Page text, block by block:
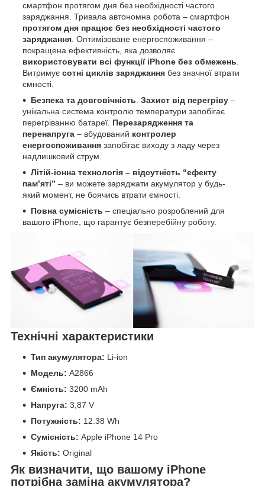
смартфон протягом дня без необхідності частого
заряджання. Тривала автономна робота – смартфон
протягом дня працює без необхідності частого
заряджання. Оптимізоване енергоспоживання –
покращена ефективність, яка дозволяє
використовувати всі функції iPhone без обмежень.
Витримує сотні циклів заряджання без значної втрати
ємності.
Безпека та довговічність. Захист від перегріву –
унікальна система контролю температури запобігає
перегріванню батареї. Перезарядження та
перенапруга – вбудований контролер
енергоспоживання запобігає виходу з ладу через
надлишковий струм.
Літій-іонна технологія – відсутність “ефекту
пам’яті” – ви можете заряджати акумулятор у будь-
який момент, не боячись втрати ємності.
Повна сумісність – спеціально розроблений для
вашого iPhone, що гарантує безперебійну роботу.
Технічні характеристики
Тип акумулятора: Li-ion
Модель: A2866
Ємність: 3200 mAh
Напруга: 3,87 V
Потужність: 12.38 Wh
Сумісність: Apple iPhone 14 Pro
Якість: Original
Як визначити, що вашому iPhone
потрібна заміна акумулятора?